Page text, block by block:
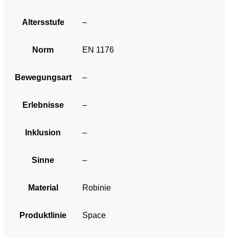
Altersstufe –
Norm EN 1176
Bewegungsart –
Erlebnisse –
Inklusion –
Sinne –
Material Robinie
Produktlinie Space